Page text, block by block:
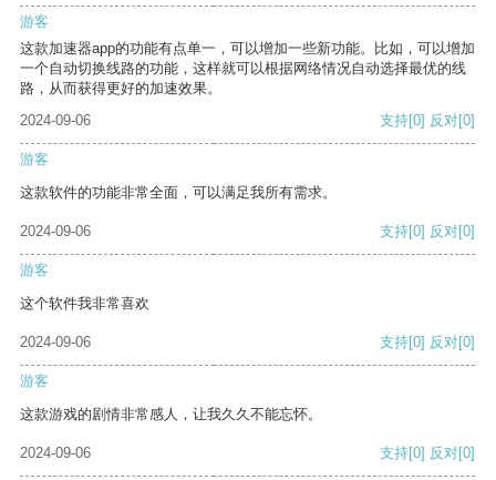
游客
这款加速器app的功能有点单一，可以增加一些新功能。比如，可以增加
一个自动切换线路的功能，这样就可以根据网络情况自动选择最优的线
路，从而获得更好的加速效果。
2024-09-06
支持[0] 反对[0]
游客
这款软件的功能非常全面，可以满足我所有需求。
2024-09-06 支持[0] 反对[0]
游客
这个软件我非常喜欢
2024-09-06 支持[0] 反对[0]
游客
这款游戏的剧情非常感人，让我久久不能忘怀。
2024-09-06 支持[0] 反对[0]